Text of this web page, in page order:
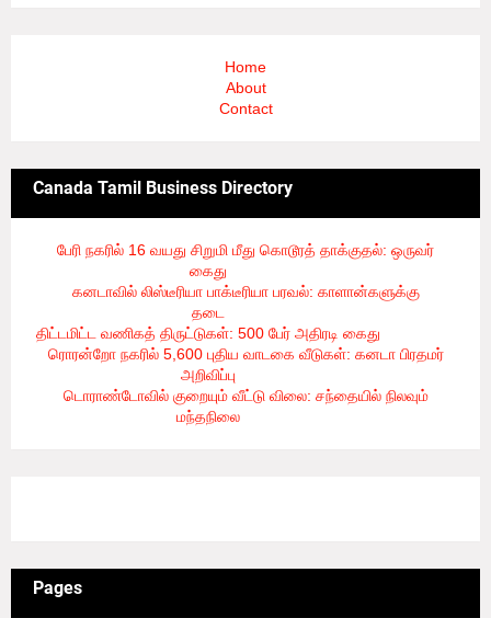
Home
About
Contact
Canada Tamil Business Directory
பேரி நகரில் 16 வயது சிறுமி மீது கொடூரத் தாக்குதல்: ஒருவர்
கைது
கனடாவில் லிஸ்டீரியா பாக்டீரியா பரவல்: காளான்களுக்கு
தடை
திட்டமிட்ட வணிகத் திருட்டுகள்: 500 பேர் அதிரடி கைது
ரொரன்றோ நகரில் 5,600 புதிய வாடகை வீடுகள்: கனடா பிரதமர்
அறிவிப்பு
டொராண்டோவில் குறையும் வீட்டு விலை: சந்தையில் நிலவும்
மந்தநிலை- 8/6/2026
Pages